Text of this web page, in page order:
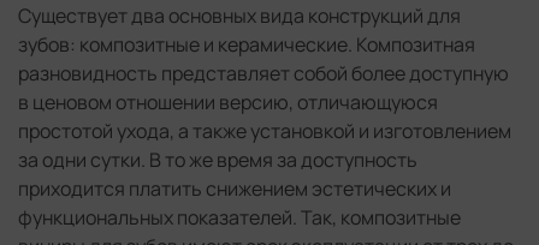
Существует два основных вида конструкций для
зубов: композитные и керамические. Композитная
разновидность представляет собой более доступную
в ценовом отношении версию, отличающуюся
простотой ухода, а также установкой и изготовлением
за одни сутки. В то же время за доступность
приходится платить снижением эстетических и
функциональных показателей. Так, композитные